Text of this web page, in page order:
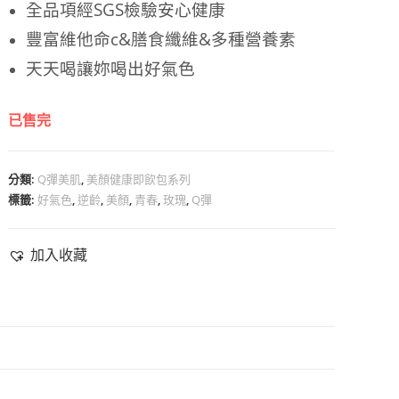
全品項經SGS檢驗安心健康
豐富維他命c&膳食纖維&多種營養素
天天喝讓妳喝出好氣色
已售完
分類: Q彈美肌, 美顏健康即飲包系列
標籤:好氣色,逆齡, 美顏, 青春,玫瑰, Q彈
加入收藏